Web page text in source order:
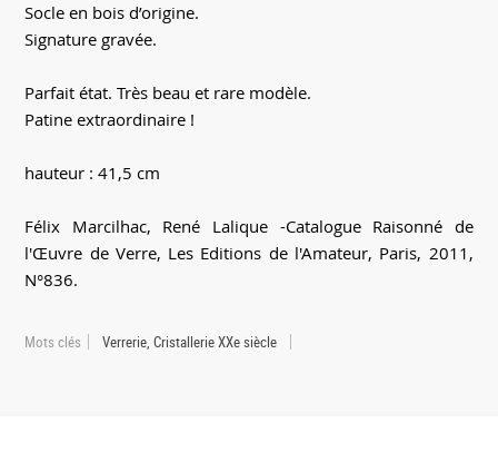
Socle en bois d’origine.
Signature gravée.
Parfait état. Très beau et rare modèle.
Patine extraordinaire !
hauteur : 41,5 cm
Félix Marcilhac, René Lalique -Catalogue Raisonné de
l'Œuvre de Verre, Les Editions de l'Amateur, Paris, 2011,
N°836.
Mots clés Verrerie, Cristallerie XXe siècle